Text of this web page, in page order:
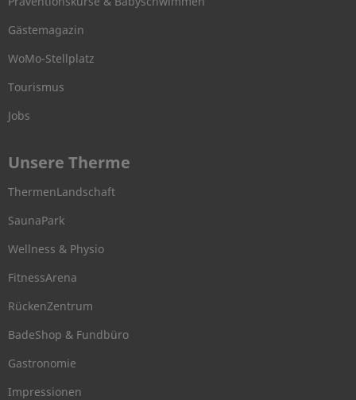
Gästemagazin
WoMo-Stellplatz
Tourismus
Jobs
Unsere Therme
ThermenLandschaft
SaunaPark
Wellness & Physio
FitnessArena
RückenZentrum
BadeShop & Fundbüro
Gastronomie
Impressionen